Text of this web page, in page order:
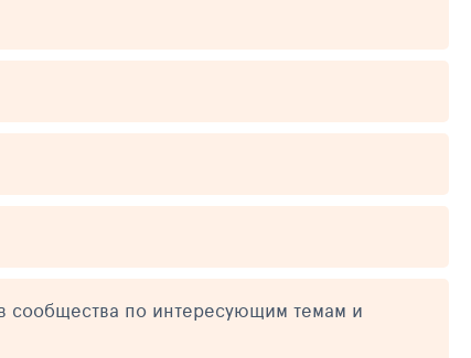
сообщества по интересующим темам и